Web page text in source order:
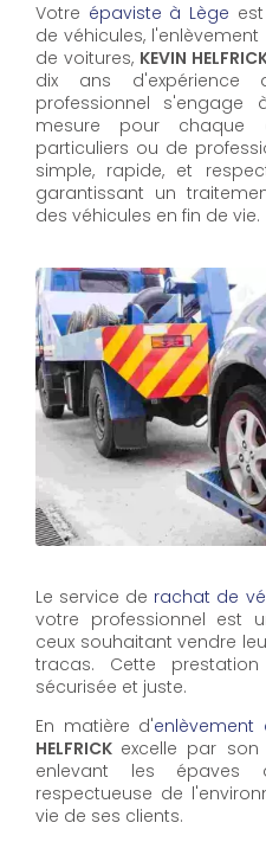
Votre épaviste à Lège
de véhicules,
de voitures, KEVIN
dix ans d'expérience
professionnel
mesure pour chaque
particuliers ou de
simple, rapide, et
garantissant un
des véhicules en fin de vie.
Le service de rachat de
votre professionnel est
ceux souhaitant vendre
tracas. Cette
sécurisée et juste.
En matière d'enlèvement
HELFRICK excelle par son
enlevant les
respectueuse de
vie de ses clients.